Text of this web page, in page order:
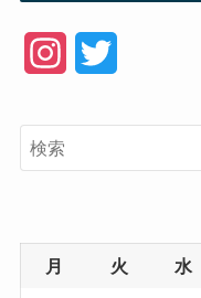
e
月 火 水